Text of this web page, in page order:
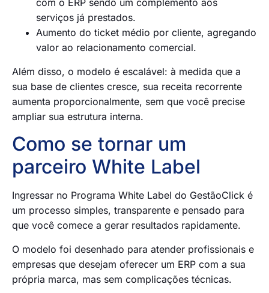
serviços já prestados.
Aumento do ticket médio por cliente, agregando
valor ao relacionamento comercial.
Além disso, o modelo é escalável: à medida que a
sua base de clientes cresce, sua receita recorrente
aumenta proporcionalmente, sem que você precise
ampliar sua estrutura interna.
Como se tornar um
parceiro White Label
Ingressar no Programa White Label do GestãoClick é
um processo simples, transparente e pensado para
que você comece a gerar resultados rapidamente.
O modelo foi desenhado para atender profissionais e
empresas que desejam oferecer um ERP com a sua
própria marca, mas sem complicações técnicas.